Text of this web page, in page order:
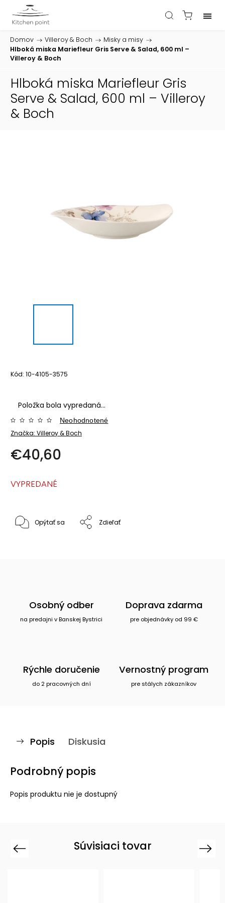
Domov / Villeroy & Boch / Misky a misy /
Hlboká miska Mariefleur Gris Serve & Salad, 600 ml –
Villeroy & Boch
Hlboká miska Mariefleur Gris
Serve & Salad, 600 ml – Villeroy
& Boch
Kód: 10-4105-3575
Položka bola vypredaná…
Značka: Villeroy & Boch
Neohodnotené
€40,60
VYPREDANÉ
Opýtať sa Zdieľať
Osobný odber
na predajni v Banskej Bystrici
Doprava zdarma
pre objednávky od 99 €
Rýchle doručenie
do 2 pracovných dní
Vernostný program
pre stálych zákazníkov
Popis Diskusia
Podrobný popis
Popis produktu nie je dostupný
Súvisiaci tovar
Previous Next